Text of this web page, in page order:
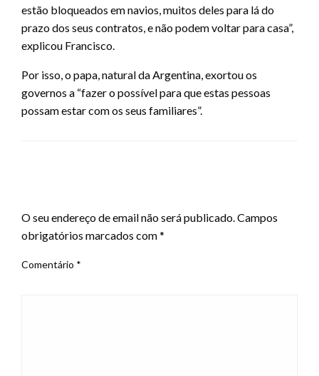
estão bloqueados em navios, muitos deles para lá do
prazo dos seus contratos, e não podem voltar para casa”,
explicou Francisco.
Por isso, o papa, natural da Argentina, exortou os
governos a “fazer o possível para que estas pessoas
possam estar com os seus familiares”.
O seu endereço de email não será publicado.Campos
obrigatórios marcados com*
Comentário *